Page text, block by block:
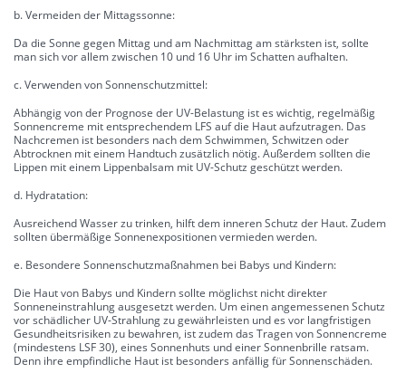
b. Vermeiden der Mittagssonne:
Da die Sonne gegen Mittag und am Nachmittag am stärksten ist, sollte
man sich vor allem zwischen 10 und 16 Uhr im Schatten aufhalten.
c. Verwenden von Sonnenschutzmittel:
Abhängig von der Prognose der UV-Belastung ist es wichtig, regelmäßig
Sonnencreme mit entsprechendem LFS auf die Haut aufzutragen. Das
Nachcremen ist besonders nach dem Schwimmen, Schwitzen oder
Abtrocknen mit einem Handtuch zusätzlich nötig. Außerdem sollten die
Lippen mit einem Lippenbalsam mit UV-Schutz geschützt werden.
d. Hydratation:
Ausreichend Wasser zu trinken, hilft dem inneren Schutz der Haut. Zudem
sollten übermäßige Sonnenexpositionen vermieden werden.
e. Besondere Sonnenschutzmaßnahmen bei Babys und Kindern:
Die Haut von Babys und Kindern sollte möglichst nicht direkter
Sonneneinstrahlung ausgesetzt werden. Um einen angemessenen Schutz
vor schädlicher UV-Strahlung zu gewährleisten und es vor langfristigen
Gesundheitsrisiken zu bewahren, ist zudem das Tragen von Sonnencreme
(mindestens LSF 30), eines Sonnenhuts und einer Sonnenbrille ratsam.
Denn ihre empfindliche Haut ist besonders anfällig für Sonnenschäden.